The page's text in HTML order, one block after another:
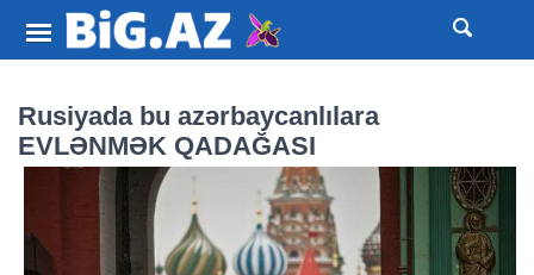
Rusiyada bu azərbaycanlılara
EVLƏNMƏK QADAĞASI